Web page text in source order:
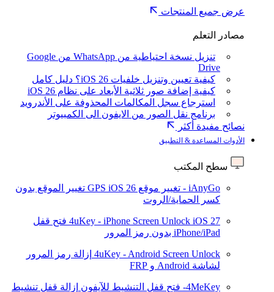
عرض جميع المنتجات
مصادر التعلم
تنزيل نسخة احتياطية من WhatsApp من Google
Drive
كيفية تعيين وتنزيل خلفيات iOS 26؟ دليل كامل
كيفية إضافة صور ثلاثية الأبعاد على نظام iOS 26
استرجاع سجل المكالمات المحذوفة على الأندرويد
برنامج نقل الصور من الايفون الى الكمبيوتر
نصائح مفيدة أكثر
الأدوات المساعدة & التطبيق
سطح المكتب
iAnyGo - تغيير موقع GPS iOS 26
تغيير الموقع بدون
كسر الحماية/الروت
4uKey - iPhone Screen Unlock iOS 27
فتح قفل
iPhone/iPad بدون رمز المرور
4uKey - Android Screen Unlock إزالة رمز المرور
لشاشة Android و FRP
4MeKey- فتح قفل التنشيط للآيفون
إزالة قفل تنشيط